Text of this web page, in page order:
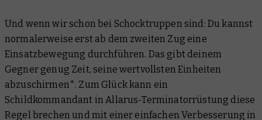
Und wenn wir schon bei Schocktruppen sind: Du kannst
normalerweise erst ab dem zweiten Zug eine
Einsatzbewegung durchführen. Das gibt deinem
Gegner genug Zeit, seine wertvollsten Einheiten
abzuschirmen*. Zum Glück kann ein
Schildkommandant in Allarus-Terminatorrüstung diese
Regel brechen und mit einer einfachen Verbesserung in